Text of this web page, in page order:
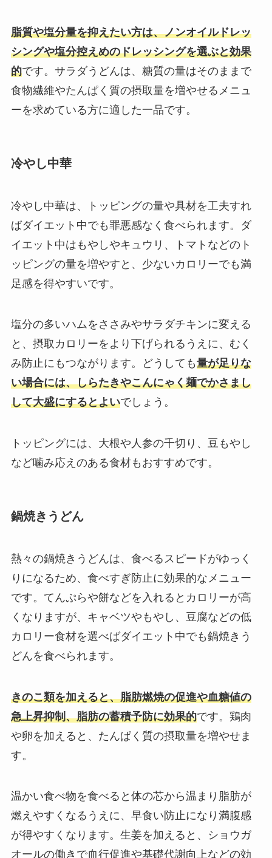
脂質や塩分量を抑えたい方は、ノンオイルドレッ
シングや塩分控えめのドレッシングを選ぶと効果
的です。サラダうどんは、糖質の量はそのままで
食物繊維やたんぱく質の摂取量を増やせるメニュ
ーを求めている方に適した一品です。
冷やし中華
冷やし中華は、トッピングの量や具材を工夫すれ
ばダイエット中でも罪悪感なく食べられます。ダ
イエット中はもやしやキュウリ、トマトなどのト
ッピングの量を増やすと、少ないカロリーでも満
足感を得やすいです。
塩分の多いハムをささみやサラダチキンに変える
と、摂取カロリーをより下げられるうえに、むく
み防止にもつながります。どうしても量が足りな
い場合には、しらたきやこんにゃく麺でかさまし
して大盛にするとよいでしょう。
トッピングには、大根や人参の千切り、豆もやし
など噛み応えのある食材もおすすめです。
鍋焼きうどん
熱々の鍋焼きうどんは、食べるスピードがゆっく
りになるため、食べすぎ防止に効果的なメニュー
です。てんぷらや餅などを入れるとカロリーが高
くなりますが、キャベツやもやし、豆腐などの低
カロリー食材を選べばダイエット中でも鍋焼きう
どんを食べられます。
きのこ類を加えると、脂肪燃焼の促進や血糖値の
急上昇抑制、脂肪の蓄積予防に効果的です。鶏肉
や卵を加えると、たんぱく質の摂取量を増やせま
す。
温かい食べ物を食べると体の芯から温まり脂肪が
燃えやすくなるうえに、早食い防止になり満腹感
が得やすくなります。生姜を加えると、ショウガ
オールの働きで血行促進や基礎代謝向上などの効